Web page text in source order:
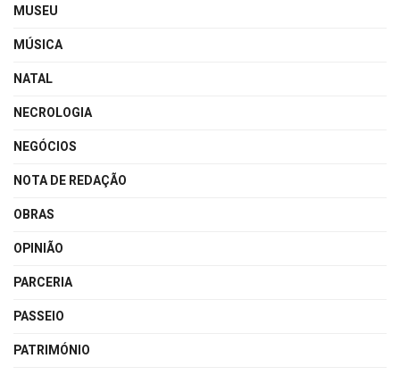
MUSEU
MÚSICA
NATAL
NECROLOGIA
NEGÓCIOS
NOTA DE REDAÇÃO
OBRAS
OPINIÃO
PARCERIA
PASSEIO
PATRIMÓNIO